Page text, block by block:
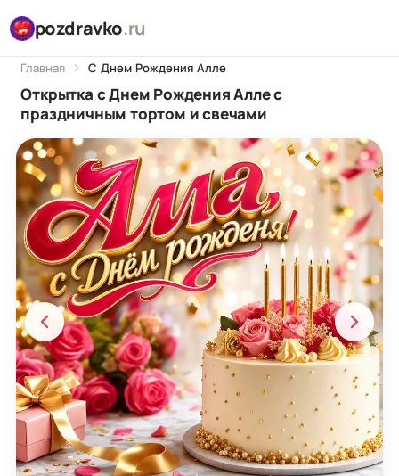
pozdravko.ru
Главная С Днем Рождения Алле
Открытка с Днем Рождения Алле с
праздничным тортом и свечами